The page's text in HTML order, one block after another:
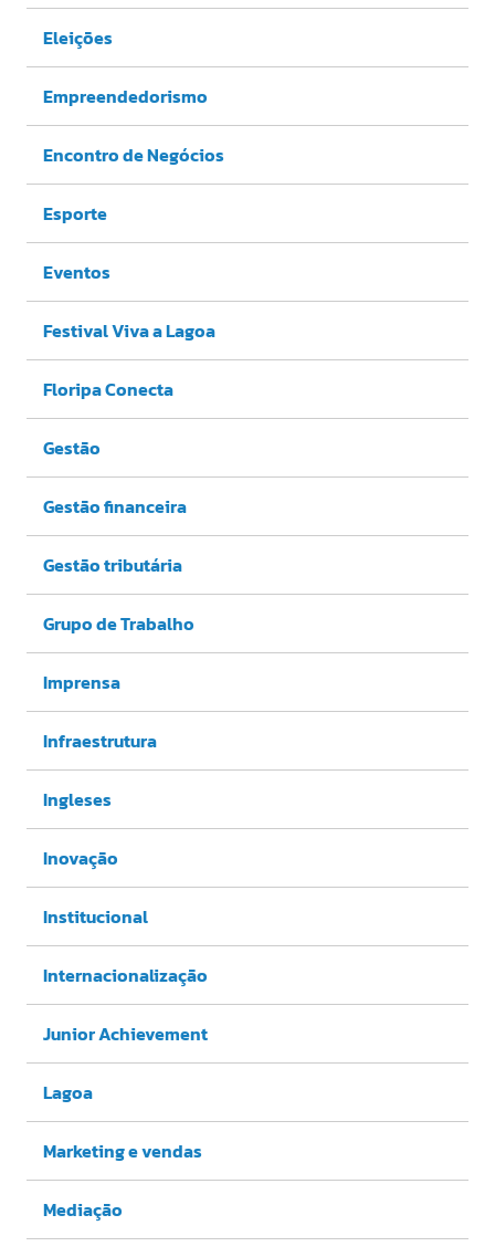
Eleições
Empreendedorismo
Encontro de Negócios
Esporte
Eventos
Festival Viva a Lagoa
Floripa Conecta
Gestão
Gestão financeira
Gestão tributária
Grupo de Trabalho
Imprensa
Infraestrutura
Ingleses
Inovação
Institucional
Internacionalização
Junior Achievement
Lagoa
Marketing e vendas
Mediação